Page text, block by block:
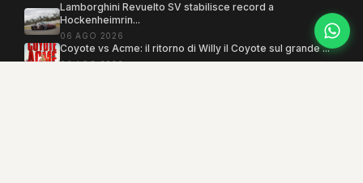
Lamborghini Revuelto SV stabilisce record a
Hockenheimrin...
06 AGO 2026
Coyote vs Acme: il ritorno di Willy il Coyote sul grande ...
06 AGO 2026